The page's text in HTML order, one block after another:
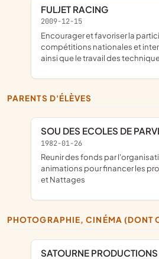
FULJET RACING
2009-12-15
encourager et favoriser la participation aux
compétitions nationales et
ainsi que le travail des
PARENTS D'ÉLÈVES
SOU DES ECOLES DE
1982-01-26
reunir des fonds par l'organisation de diverses
animations pour financer les
et Nattages
PHOTOGRAPHIE, CINÉMA
SATOURNE PRODUCTIONS